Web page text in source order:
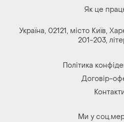
Як це
Україна, 02121, місто Київ,
201-203,
Політика
Договір-
Ми у